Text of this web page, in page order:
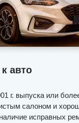
авто
г. выпуска или
салоном и
исправных